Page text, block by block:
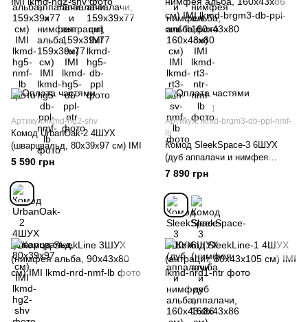
Артикул: lkmd-hg2-shv
Комод UrbanOak-2 4ШУХ
(шварцвальд, 80x39x97 см) IMI
5 590 грн
1
Артикул: lkmd-brgm3-db-ppl-nmf-
lb
Комод SleekSpace-3 6ШУХ
(дуб аппалачи и нимфея
альба, 160x43x86 см) IMI
7 890 грн